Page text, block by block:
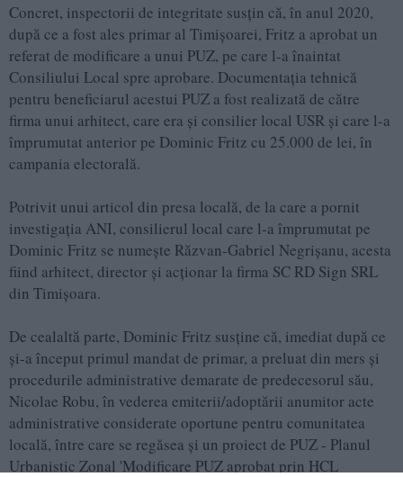
Concret, inspectorii de integritate susțin că, în anul 2020,
după ce a fost ales primar al Timișoarei, Fritz a aprobat un
referat de modificare a unui PUZ, pe care l-a înaintat
Consiliului Local spre aprobare. Documentația tehnică
pentru beneficiarul acestui PUZ a fost realizată de către
firma unui arhitect, care era și consilier local USR și care l-a
împrumutat anterior pe Dominic Fritz cu 25.000 de lei, în
campania electorală.
Potrivit unui articol din presa locală, de la care a pornit
investigația ANI, consilierul local care l-a împrumutat pe
Dominic Fritz se numește Răzvan-Gabriel Negrișanu, acesta
fiind arhitect, director și acționar la firma SC RD Sign SRL
din Timișoara.
De cealaltă parte, Dominic Fritz susține că, imediat după ce
și-a început primul mandat de primar, a preluat din mers și
procedurile administrative demarate de predecesorul său,
Nicolae Robu, în vederea emiterii/adoptării anumitor acte
administrative considerate oportune pentru comunitatea
locală, între care se regăsea și un proiect de PUZ - Planul
Urbanistic Zonal 'Modificare PUZ aprobat prin HCL